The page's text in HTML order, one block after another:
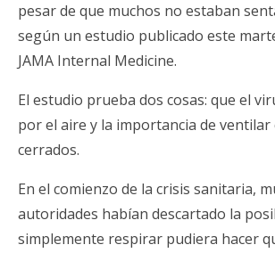
pesar de que muchos no estaban
según un estudio publicado este
JAMA Internal Medicine.
El estudio prueba dos cosas: que el
por el aire y la importancia de ventilar
cerrados.
En el comienzo de la crisis sanitaria,
autoridades habían descartado la
simplemente respirar pudiera hacer